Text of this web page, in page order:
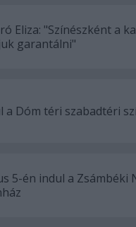
Eliza: "Színészként a
garantálni"
a Dóm téri szabadtéri
5-én indul a Zsámbéki